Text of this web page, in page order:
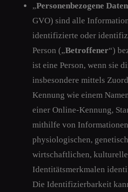
„Personenbezogene Daten
GVO) sind alle
identifizierte oder
Person („Betroffener“)
ist eine Person, wenn sie
insbesondere mittels
Kennung wie einem
einer Online-Kennung,
mithilfe von
physiologischen,
wirtschaftlichen,
Identitätsmerkmalen
Die Identifizierbarkeit